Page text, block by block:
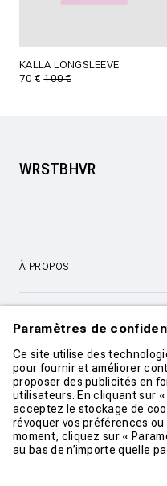
KALLA LONGSLEEVE
70 €100 €
WRSTBHVR
À PROPOS
CONTACT